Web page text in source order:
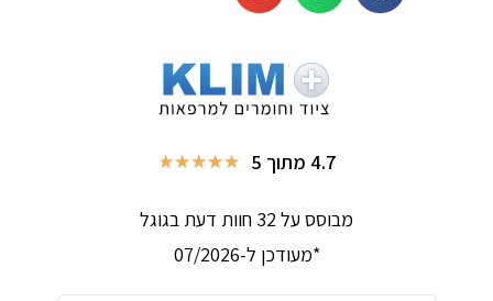
4.7 מתוך 5 ★
★
★
★
★
מבוסס על 32 חוות דעת בגוגל
*מעודכן ל-07/2026